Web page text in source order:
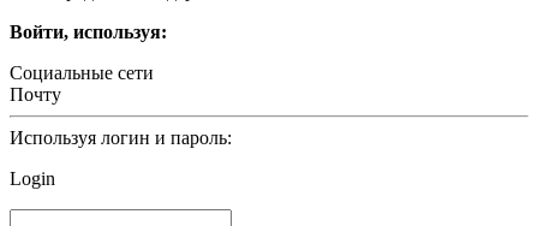
Войти, используя:
Социальные сети
Почту
Используя логин и пароль:
Login